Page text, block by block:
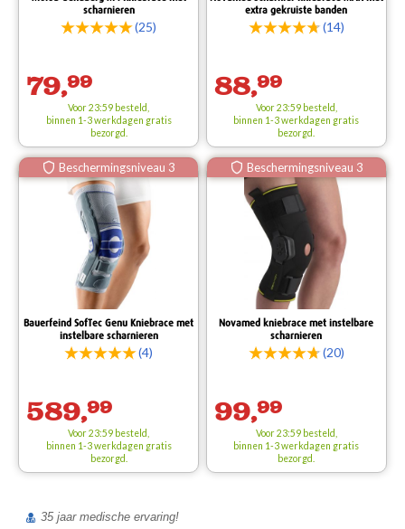
scharnieren
(25)
79,99
Voor 23:59 besteld,
binnen 1-3 werkdagen gratis
bezorgd.
extra gekruiste banden
(14)
88,99
Voor 23:59 besteld,
binnen 1-3 werkdagen gratis
bezorgd.
Beschermingsniveau 3
Bauerfeind SofTec Genu Kniebrace met
instelbare scharnieren
(4)
589,99
Voor 23:59 besteld,
binnen 1-3 werkdagen gratis
bezorgd.
Beschermingsniveau 3
Novamed kniebrace met instelbare
scharnieren
(20)
99,99
Voor 23:59 besteld,
binnen 1-3 werkdagen gratis
bezorgd.
35 jaar medische ervaring!